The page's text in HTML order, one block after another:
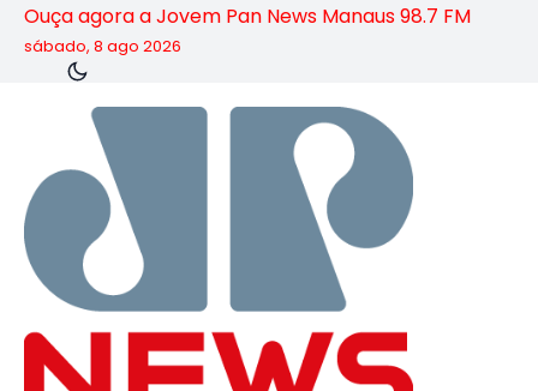
Ouça agora a Jovem Pan News Manaus 98.7 FM
sábado, 8 ago 2026